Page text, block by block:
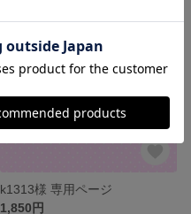
k1313様 専用ページ
1,850円